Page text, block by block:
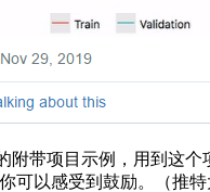
带项目示例，用到这个
可以感受到鼓励。（推